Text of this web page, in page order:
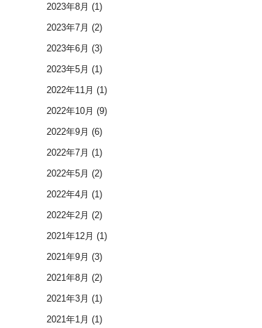
2023年8月 (1)
2023年7月 (2)
2023年6月 (3)
2023年5月 (1)
2022年11月 (1)
2022年10月 (9)
2022年9月 (6)
2022年7月 (1)
2022年5月 (2)
2022年4月 (1)
2022年2月 (2)
2021年12月 (1)
2021年9月 (3)
2021年8月 (2)
2021年3月 (1)
2021年1月 (1)